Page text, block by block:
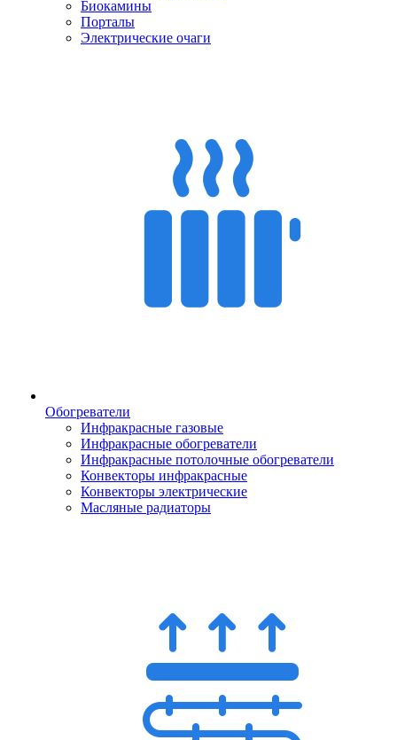
Биокамины
Порталы
Электрические очаги
Обогреватели
Инфракрасные газовые
Инфракрасные обогреватели
Инфракрасные потолочные обогреватели
Конвекторы инфракрасные
Конвекторы электрические
Масляные радиаторы